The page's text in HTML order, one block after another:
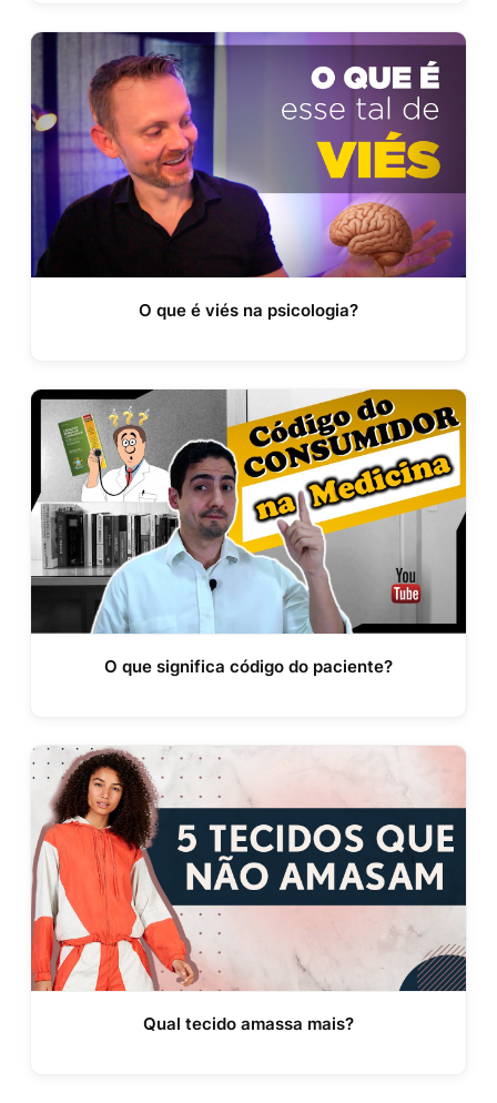
O que é viés na psicologia?
O que significa código do paciente?
Qual tecido amassa mais?